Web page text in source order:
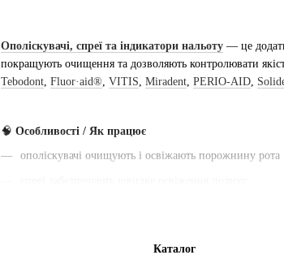
Ополіскувачі, спреї та індикатори нальоту — це
покращують очищення та дозволяють контролювати
Tebodont, Fluor·aid®, VITIS, Miradent, PERIO-AID,
🧠 Особливості / Як працює
ополіскувачі очищують і освіжають порожнину рота
Каталог